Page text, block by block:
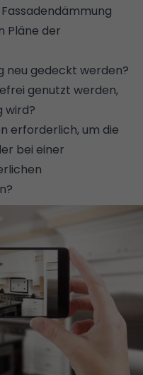
Pläne der
neu gedeckt werden?
genutzt werden,
wird?
erforderlich, um die
bei einer